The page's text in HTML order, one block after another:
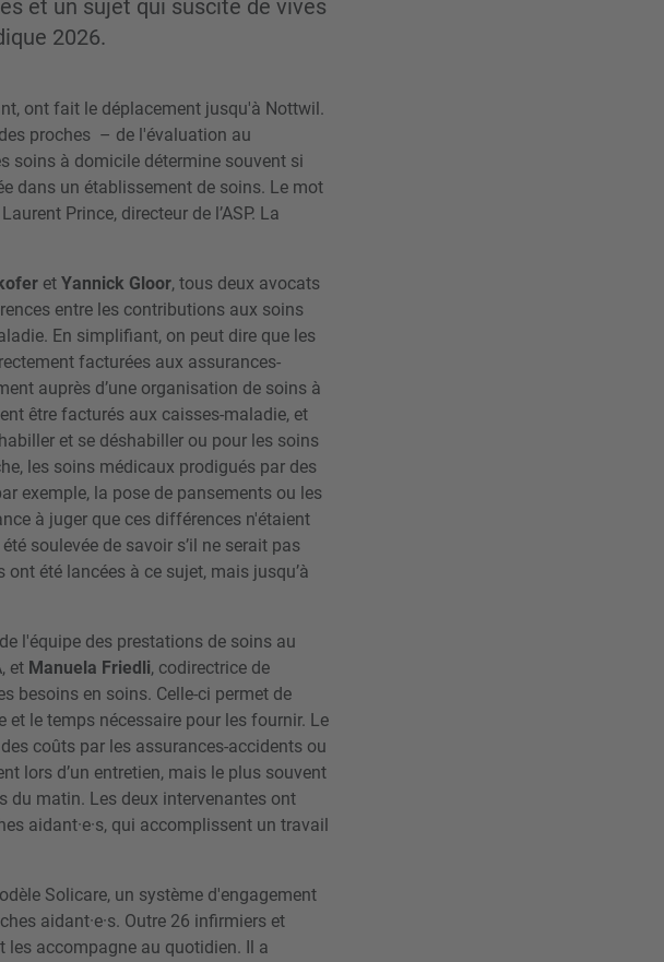
et un sujet qui suscite de vives
2026.
ont fait le déplacement jusqu'à Nottwil.
proches – de l'évaluation au
soins à domicile détermine souvent si
dans un établissement de soins. Le mot
Prince, directeur de l’ASP. La
et Yannick Gloor, tous deux avocats
entre les contributions aux soins
En simplifiant, on peut dire que les
facturées aux assurances-
auprès d’une organisation de soins à
être facturés aux caisses-maladie, et
et se déshabiller ou pour les soins
les soins médicaux prodigués par des
exemple, la pose de pansements ou les
à juger que ces différences n'étaient
soulevée de savoir s’il ne serait pas
été lancées à ce sujet, mais jusqu’à
l'équipe des prestations de soins au
et Manuela Friedli, codirectrice de
besoins en soins. Celle-ci permet de
le temps nécessaire pour les fournir. Le
coûts par les assurances-accidents ou
lors d’un entretien, mais le plus souvent
du matin. Les deux intervenantes ont
aidant·e·s, qui accomplissent un travail
Solicare, un système d'engagement
aidant·e·s. Outre 26 infirmiers et
les accompagne au quotidien. Il a